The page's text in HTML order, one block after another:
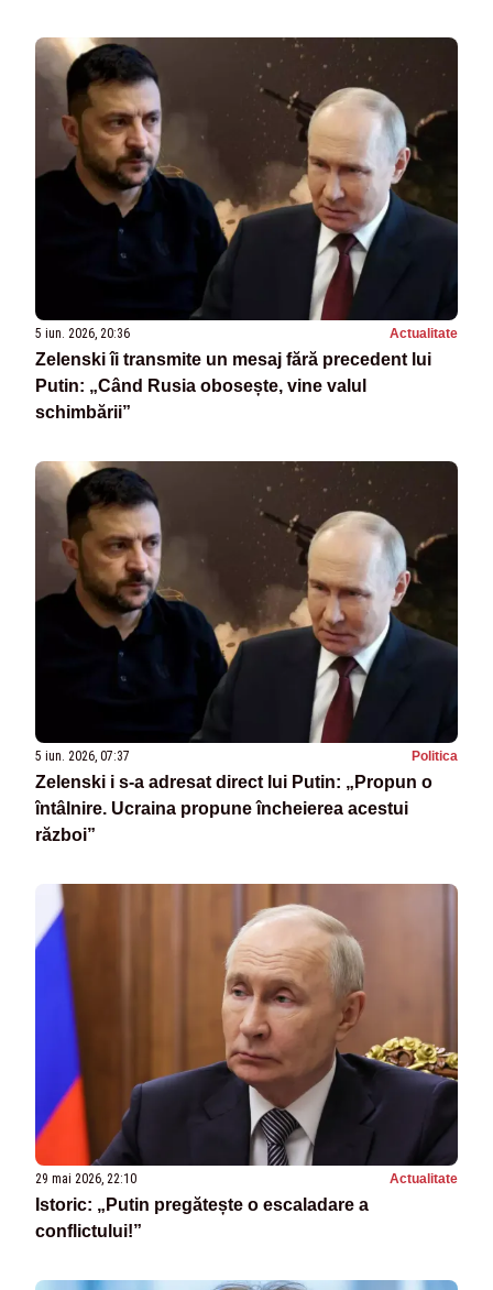
5 iun. 2026, 20:36 Actualitate
Zelenski îi transmite un mesaj fără precedent lui
Putin: „Când Rusia obosește, vine valul
schimbării”
5 iun. 2026, 07:37 Politica
Zelenski i s-a adresat direct lui Putin: „Propun o
întâlnire. Ucraina propune încheierea acestui
război”
29 mai 2026, 22:10 Actualitate
Istoric: „Putin pregătește o escaladare a
conflictului!”